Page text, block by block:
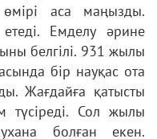
аса маңызды.
Емделу әрине
белгілі. 931 жылы
бір науқас ота
Жағдайға қатысты
түсіреді. Сол жылы
болған екен.